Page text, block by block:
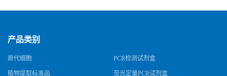
产品类别
原代细胞 PCR检测试剂盒
植物提取标准品 荧光定量PCR试剂盒